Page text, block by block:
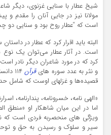
شیخ عطار با سنایی غزنوی، دیگر
مولانا نیز در جایی آنان را مقدم و
است که “عطار روح بود و سنایی دو
البته باید اقرار کرد که عطار در
است. در آثار عطار می‌توان یک
کرد که در مورد شاعران دیگر نادر
و نثر به عدد سوره هایقرآن
۱۱۴
قصیده‌ها و غزلهای اوست که شامل حدود ۱۰ هزار بیت
«الهی نامه، خسرونامه، پندارنامه،
اما در این میان شاهکار او «منطق
ویژگی های منحصربه فردی است که
سیر و سلوک و رسیدن به حق و